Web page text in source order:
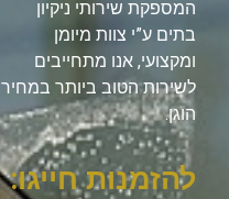
המספקת שירותי ניקיון
בתים ע”י צוות מיומן
ומקצועי, אנו מתחייבים
לשירות הטוב ביותר במחיר
הוגן.
להזמנות חייגו: